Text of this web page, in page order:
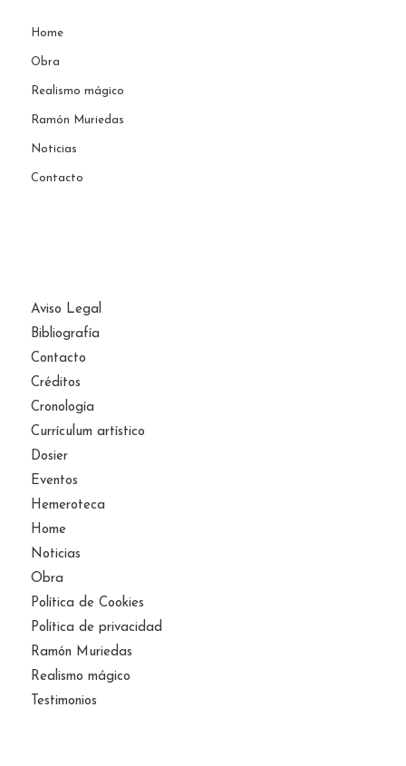
Home
Obra
Realismo mágico
Ramón Muriedas
Noticias
Contacto
Aviso Legal
Bibliografía
Contacto
Créditos
Cronología
Currículum artístico
Dosier
Eventos
Hemeroteca
Home
Noticias
Obra
Política de Cookies
Política de privacidad
Ramón Muriedas
Realismo mágico
Testimonios